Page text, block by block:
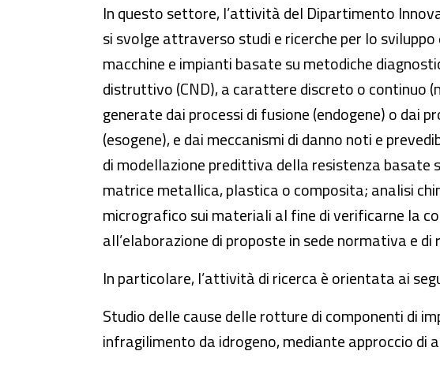
In questo settore, l’attività del Dipartimento
si svolge attraverso studi e ricerche per lo
macchine e impianti basate su metodiche
distruttivo (CND), a carattere discreto o continuo
generate dai processi di fusione (endogene) o dai
(esogene), e dai meccanismi di danno noti e
di modellazione predittiva della resistenza
matrice metallica, plastica o composita; analisi
micrografico sui materiali al fine di verificarne la
all’elaborazione di proposte in sede normativa e
In particolare, l’attività di ricerca è orientata ai
Studio delle cause delle rotture di componenti di
infragilimento da idrogeno, mediante approccio di